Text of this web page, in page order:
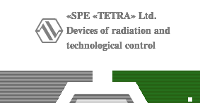
«SPE «TETRA» Ltd.
Devices of radiation and
technological control